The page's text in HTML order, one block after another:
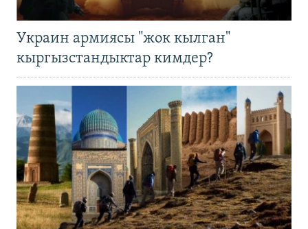
Украин армиясы "жок кылган"
кыргызстандыктар кимдер?